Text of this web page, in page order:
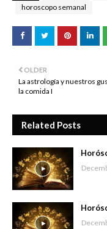
horoscopo semanal
OLDER
La astrología y nuestros
la comida I
Related Posts